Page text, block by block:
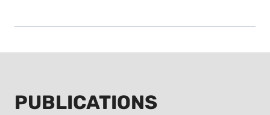
PUBLICATIONS